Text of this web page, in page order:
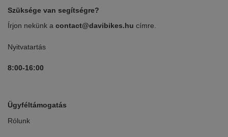
Szüksége van segítségre?
Írjon nekünk a contact@davibikes.hu címre.
Nyitvatartás
8:00-16:00
Ügyféltámogatás
Rólunk